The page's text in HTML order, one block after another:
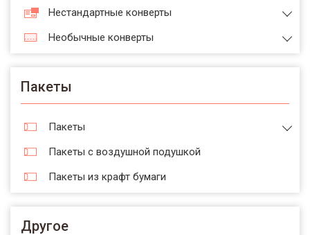
Нестандартные конверты
Необычные конверты
Пакеты
Пакеты
Пакеты с воздушной подушкой
Пакеты из крафт бумаги
Другое